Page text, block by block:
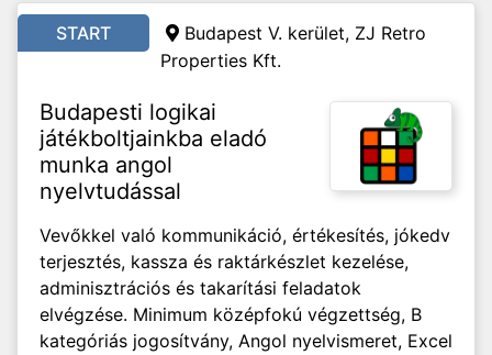
START
Budapest V. kerület, ZJ Retro
Properties Kft.
Budapesti logikai
játékboltjainkba eladó
munka angol
nyelvtudással
Vevőkkel való kommunikáció, értékesítés, jókedv
terjesztés, kassza és raktárkészlet kezelése,
adminisztrációs és takarítási feladatok
elvégzése. Minimum középfokú végzettség, B
kategóriás jogosítvány, Angol nyelvismeret, Excel